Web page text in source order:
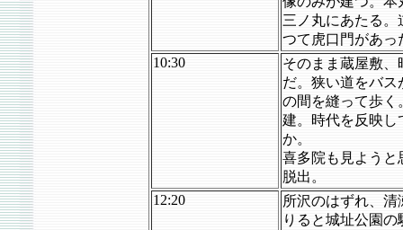
三ノ丸にあたる
つて虎口門があっ
10:30
そのまま蔵屋敷
だ。狭い道をバ
の間を縫って歩く
建。時代を反映し
か。
喜多院も見ようと
脱出。
12:20
所沢のはずれ、
りると城址公園